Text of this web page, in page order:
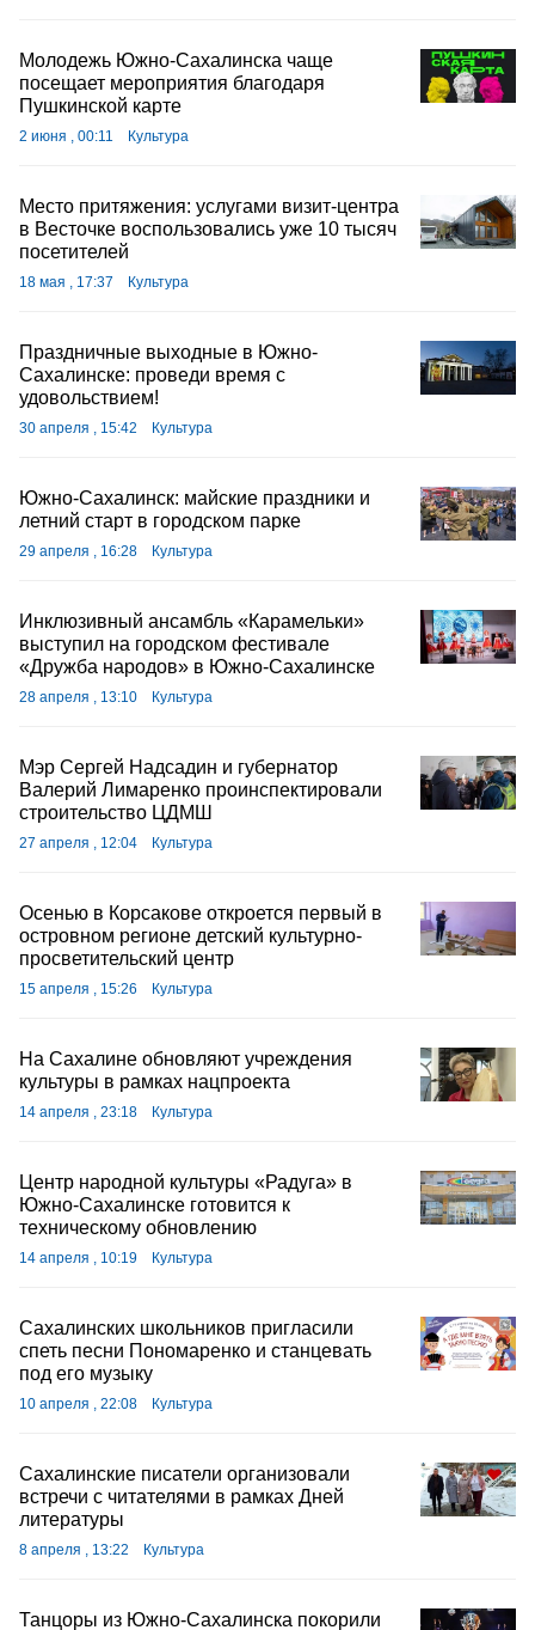
Молодежь Южно-Сахалинска чаще
посещает мероприятия благодаря
Пушкинской карте
2 июня , 00:11 Культура
Место притяжения: услугами визит-центра
в Весточке воспользовались уже 10 тысяч
посетителей
18 мая , 17:37 Культура
Праздничные выходные в Южно-
Сахалинске: проведи время с
удовольствием!
30 апреля , 15:42 Культура
Южно-Сахалинск: майские праздники и
летний старт в городском парке
29 апреля , 16:28 Культура
Инклюзивный ансамбль «Карамельки»
выступил на городском фестивале
«Дружба народов» в Южно-Сахалинске
28 апреля , 13:10 Культура
Мэр Сергей Надсадин и губернатор
Валерий Лимаренко проинспектировали
строительство ЦДМШ
27 апреля , 12:04 Культура
Осенью в Корсакове откроется первый в
островном регионе детский культурно-
просветительский центр
15 апреля , 15:26 Культура
На Сахалине обновляют учреждения
культуры в рамках нацпроекта
14 апреля , 23:18 Культура
Центр народной культуры «Радуга» в
Южно-Сахалинске готовится к
техническому обновлению
14 апреля , 10:19 Культура
Сахалинских школьников пригласили
спеть песни Пономаренко и станцевать
под его музыку
10 апреля , 22:08 Культура
Сахалинские писатели организовали
встречи с читателями в рамках Дней
литературы
8 апреля , 13:22 Культура
Танцоры из Южно-Сахалинска покорили